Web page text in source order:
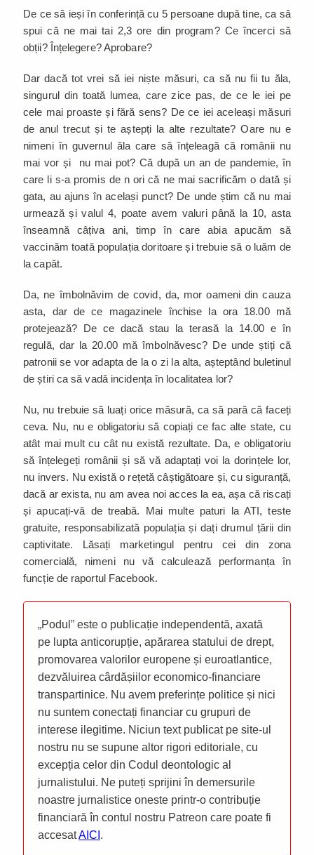
De ce să ieși în conferință cu 5 persoane după tine, ca să
spui că ne mai tai 2,3 ore din program? Ce încerci să
obții? Înțelegere? Aprobare?
Dar dacă tot vrei să iei niște măsuri, ca să nu fii tu ăla,
singurul din toată lumea, care zice pas, de ce le iei pe
cele mai proaste și fără sens? De ce iei aceleași măsuri
de anul trecut și te aștepți la alte rezultate? Oare nu e
nimeni în guvernul ăla care să înțeleagă că românii nu
mai vor și nu mai pot? Că după un an de pandemie, în
care li s-a promis de n ori că ne mai sacrificăm o dată și
gata, au ajuns în același punct? De unde știm că nu mai
urmează și valul 4, poate avem valuri până la 10, asta
înseamnă câțiva ani, timp în care abia apucăm să
vaccinăm toată populația doritoare și trebuie să o luăm de
la capăt.
Da, ne îmbolnăvim de covid, da, mor oameni din cauza
asta, dar de ce magazinele închise la ora 18.00 mă
protejează? De ce dacă stau la terasă la 14.00 e în
regulă, dar la 20.00 mă îmbolnăvesc? De unde știți că
patronii se vor adapta de la o zi la alta, așteptând buletinul
de știri ca să vadă incidența în localitatea lor?
Nu, nu trebuie să luați orice măsură, ca să pară că faceți
ceva. Nu, nu e obligatoriu să copiați ce fac alte state, cu
atât mai mult cu cât nu există rezultate. Da, e obligatoriu
să înțelegeți românii și să vă adaptați voi la dorințele lor,
nu invers. Nu există o rețetă câștigătoare și, cu siguranță,
dacă ar exista, nu am avea noi acces la ea, așa că riscați
și apucați-vă de treabă. Mai multe paturi la ATI, teste
gratuite, responsabilizată populația și dați drumul țării din
captivitate. Lăsați marketingul pentru cei din zona
comercială, nimeni nu vă calculează performanța în
funcție de raportul Facebook.
„Podul” este o publicație independentă, axată
pe lupta anticorupție, apărarea statului de drept,
promovarea valorilor europene și euroatlantice,
dezvăluirea cârdășiilor economico-financiare
transpartinice. Nu avem preferințe politice și nici
nu suntem conectați financiar cu grupuri de
interese ilegitime. Niciun text publicat pe site-ul
nostru nu se supune altor rigori editoriale, cu
excepția celor din Codul deontologic al
jurnalistului. Ne puteți sprijini în demersurile
noastre jurnalistice oneste printr-o contribuție
financiară în contul nostru Patreon care poate fi
accesatAICI .